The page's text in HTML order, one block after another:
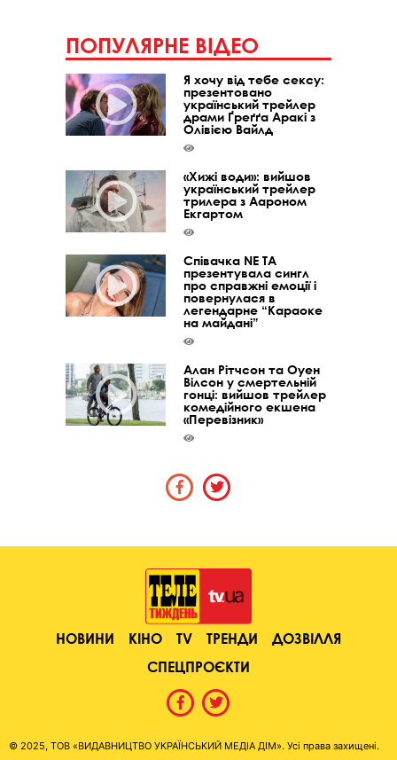
ПОПУЛЯРНЕ ВІДЕО
Я хочу від тебе сексу:
презентовано
український трейлер
драми Ґреґґа Аракі з
Олівією Вайлд
«Хижі води»: вийшов
український трейлер
трилера з Аароном
Екгартом
Співачка NE TA
презентувала сингл
про справжні емоції і
повернулася в
легендарне “Караоке
на майдані”
Алан Рітчсон та Оуен
Вілсон у смертельній
гонці: вийшов трейлер
комедійного екшена
«Перевізник»
НОВИНИ КІНО TV ТРЕНДИ
ДОЗВІЛЛЯ
СПЕЦПРОЄКТИ
© 2025, ТОВ «ВИДАВНИЦТВО УКРАЇНСЬКИЙ МЕДІА ДІМ». Усі права захищені.